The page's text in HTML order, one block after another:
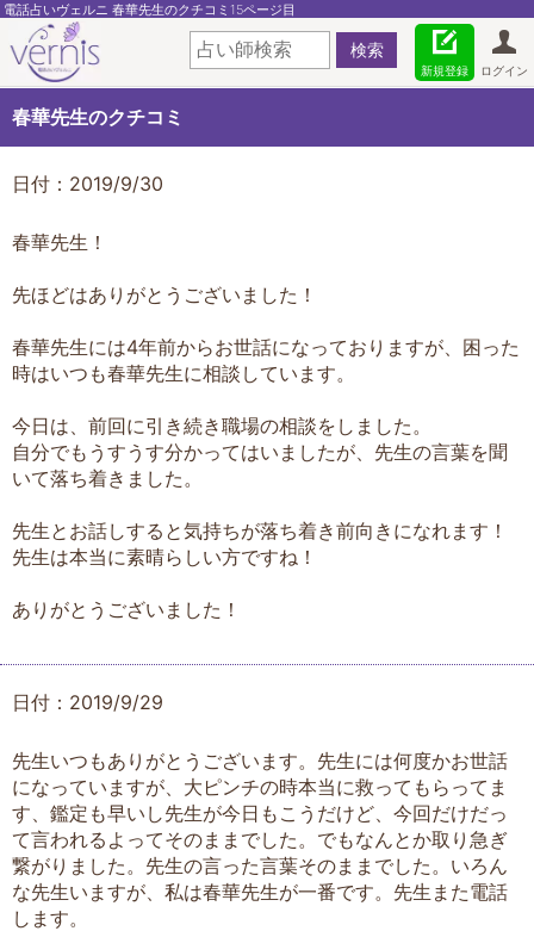
電話占いヴェルニ 春華先生のクチコミ15ページ目
ログイン
新規登録
春華先生のクチコミ
日付：2019/9/30
春華先生！
先ほどはありがとうございました！
春華先生には4年前からお世話になっておりますが、困った
時はいつも春華先生に相談しています。
今日は、前回に引き続き職場の相談をしました。
自分でもうすうす分かってはいましたが、先生の言葉を聞
いて落ち着きました。
先生とお話しすると気持ちが落ち着き前向きになれます！
先生は本当に素晴らしい方ですね！
ありがとうございました！
日付：2019/9/29
先生いつもありがとうございます。先生には何度かお世話
になっていますが、大ピンチの時本当に救ってもらってま
す、鑑定も早いし先生が今日もこうだけど、今回だけだっ
て言われるよってそのままでした。でもなんとか取り急ぎ
繋がりました。先生の言った言葉そのままでした。いろん
な先生いますが、私は春華先生が一番です。先生また電話
します。